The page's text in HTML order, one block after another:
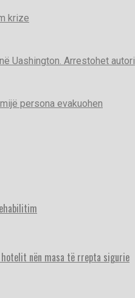
krize
Uashington. Arrestohet autori
persona evakuohen
hotelit nën masa të rrepta sigurie